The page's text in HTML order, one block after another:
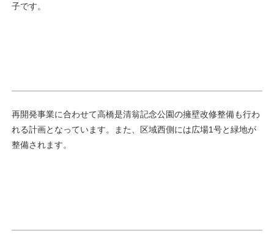
子です。
再開発事業に合わせて高橋是清翁記念公園の擁壁改修整備も行わ
れる計画となっています。また、区域西側には広場1号と緑地が
整備されます。